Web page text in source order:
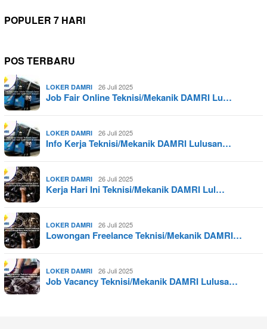
POPULER 7 HARI
POS TERBARU
LOKER DAMRI 26 Juli 2025
Job Fair Online Teknisi/Mekanik DAMRI Lu…
LOKER DAMRI 26 Juli 2025
Info Kerja Teknisi/Mekanik DAMRI Lulusan…
LOKER DAMRI 26 Juli 2025
Kerja Hari Ini Teknisi/Mekanik DAMRI Lul…
LOKER DAMRI 26 Juli 2025
Lowongan Freelance Teknisi/Mekanik DAMRI…
LOKER DAMRI 26 Juli 2025
Job Vacancy Teknisi/Mekanik DAMRI Lulusa…